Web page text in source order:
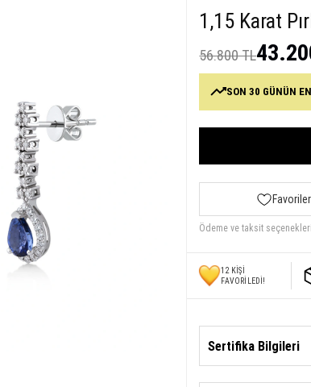
1,15 Karat
56.800 TL
SON 30 GÜNÜN
Ödeme ve taksit
12 KİŞİ
FAVORİLEDİ!
Sertifika Bilgileri